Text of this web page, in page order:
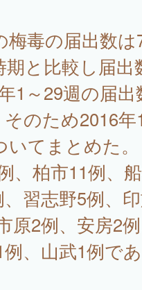
梅毒の届出数は
と比較し届出
1～29週の届出
のため2016年
てまとめた。
、柏市11例、
習志野5例、
2例、安房2例
、山武1例で